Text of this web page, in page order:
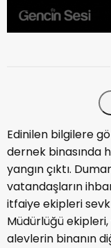
Edinilen bilgilere
dernek binasında
yangın çıktı.
vatandaşların
itfaiye ekipleri
Müdürlüğü
alevlerin binanın